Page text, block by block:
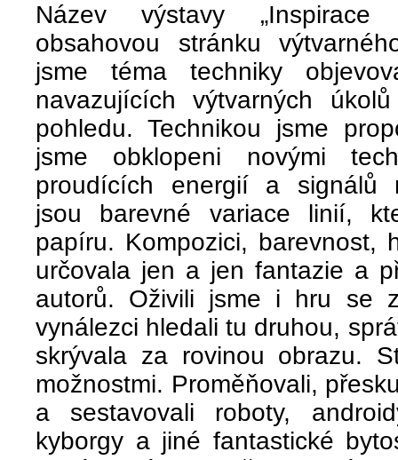
Název výstavy „Inspirace
obsahovou stránku
jsme téma techniky
navazujících výtvarných
pohledu. Technikou jsme
jsme obklopeni novými
proudících energií a signálů
jsou barevné variace linií,
papíru. Kompozici, barevnost,
určovala jen a jen fantazie a
autorů. Oživili jsme i hru se
vynálezci hledali tu druhou,
skrývala za rovinou obrazu.
možnostmi. Proměňovali,
a sestavovali roboty,
kyborgy a jiné fantastické